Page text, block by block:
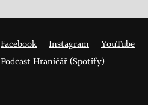
Facebook Instagram
YouTube
Podcast Hraničář (Spotify)